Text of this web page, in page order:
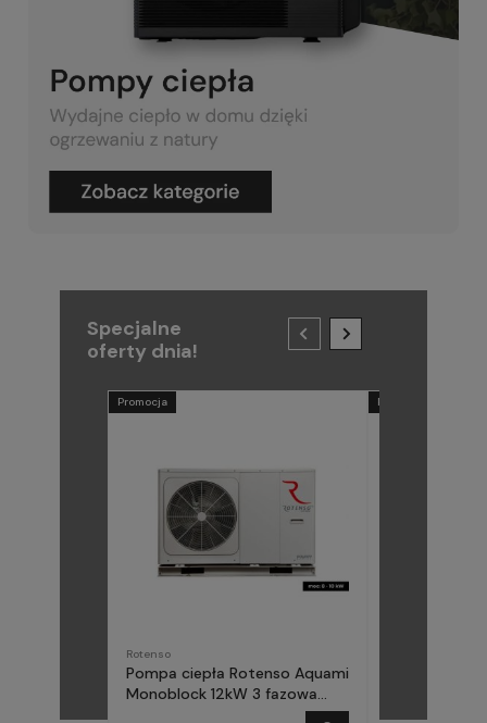
Specjalne
oferty dnia!
Rotenso
Pompa ciepła Rotenso Aquami
Monoblock 12kW 3 fazowa
Promocja Promocja